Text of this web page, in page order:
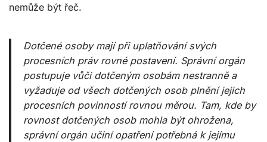
nemůže být řeč.
Dotčené osoby mají při uplatňování svých
procesních práv rovné postavení. Správní orgán
postupuje vůči dotčeným osobám nestranně a
vyžaduje od všech dotčených osob plnění jejich
procesních povinností rovnou měrou. Tam, kde by
rovnost dotčených osob mohla být ohrožena,
správní orgán učiní opatření potřebná k jejímu